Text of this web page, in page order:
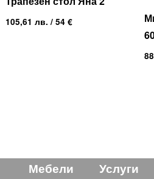
105,61 лв. / 54 €
Мебели Услуги